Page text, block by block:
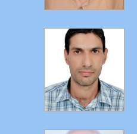
التفاصيل
التفاصيل